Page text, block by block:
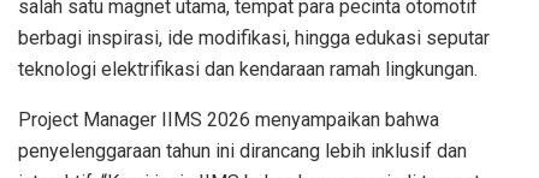
salah satu magnet utama, tempat para pecinta otomotif
berbagi inspirasi, ide modifikasi, hingga edukasi seputar
teknologi elektrifikasi dan kendaraan ramah lingkungan.
Project Manager IIMS 2026 menyampaikan bahwa
penyelenggaraan tahun ini dirancang lebih inklusif dan